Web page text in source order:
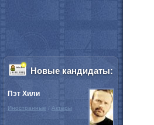
Новые кандидаты:
Пэт Хили
Иностранные / Актёры